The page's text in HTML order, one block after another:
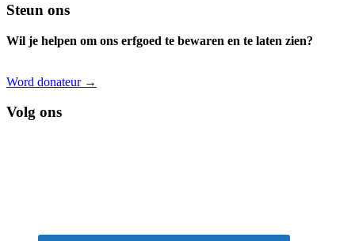
Footer
Steun ons
Wil je helpen om ons erfgoed te bewaren en te laten zien?
Word donateur →
Volg ons